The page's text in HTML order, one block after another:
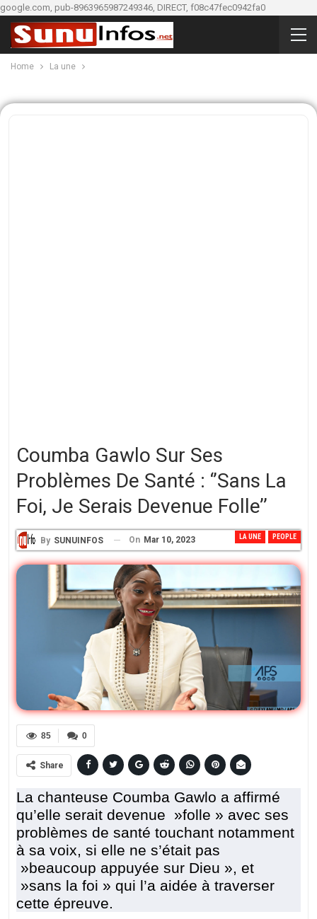
google.com, pub-8963965987249346, DIRECT, f08c47fec0942fa0
Home La une
Coumba Gawlo Sur Ses
Problèmes De Santé : ‘’Sans La
Foi, Je Serais Devenue Folle’’
LA UNE PEOPLE
By SUNUINFOS On Mar 10, 2023
0
85
Share
La chanteuse Coumba Gawlo a affirmé
qu’elle serait devenue »folle » avec ses
problèmes de santé touchant notamment
à sa voix, si elle ne s’était pas
»beaucoup appuyée sur Dieu », et
»sans la foi » qui l’a aidée à traverser
cette épreuve.